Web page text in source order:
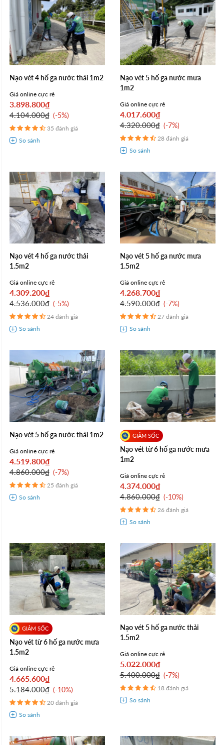
Nạo vét 4 hố ga nước thải 1m2
Giá online cực rẻ
3.898.800₫
4.104.000₫ -5%
35 đánh giá
Nạo vét 5 hố ga nước mưa
1m2
Giá online cực rẻ
4.017.600₫
4.320.000₫ -7%
28 đánh giá
Nạo vét 4 hố ga nước thải
1.5m2
Giá online cực rẻ
4.309.200₫
4.536.000₫ -5%
24 đánh giá
Nạo vét 5 hố ga nước mưa
1.5m2
Giá online cực rẻ
4.268.700₫
4.590.000₫ -7%
27 đánh giá
Nạo vét 5 hố ga nước thải 1m2
Giá online cực rẻ
4.519.800₫
4.860.000₫ -7%
25 đánh giá
Nạo vét từ 6 hố ga nước mưa
1m2
Giá online cực rẻ
4.374.000₫
4.860.000₫ -10%
26 đánh giá
Nạo vét từ 6 hố ga nước mưa
1.5m2
Giá online cực rẻ
4.665.600₫
5.184.000₫ -10%
20 đánh giá
Nạo vét 5 hố ga nước thải
1.5m2
Giá online cực rẻ
5.022.000₫
5.400.000₫ -7%
18 đánh giá